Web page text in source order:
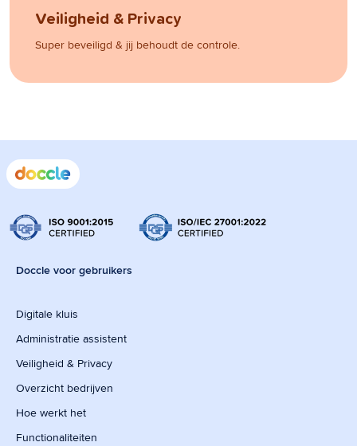
Veiligheid & Privacy
Super beveiligd & jij behoudt de controle.
Doccle voor gebruikers
Digitale kluis
Administratie assistent
Veiligheid & Privacy
Overzicht bedrijven
Hoe werkt het
Functionaliteiten